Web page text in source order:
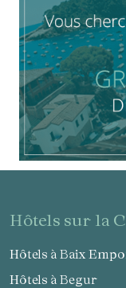
hôtels sur la
Hôtels à Baix
Hôtels à Begur